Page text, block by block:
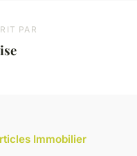
PAR
Immobilier